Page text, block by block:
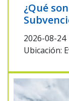
¿Qué
2026-08-24
Ubicación: